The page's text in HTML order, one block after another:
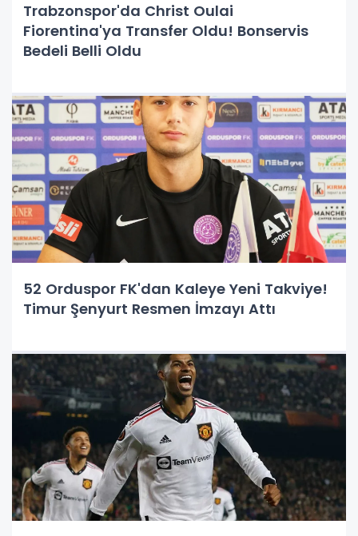
Trabzonspor'da Christ Oulai
Fiorentina'ya Transfer Oldu! Bonservis
Bedeli Belli Oldu
52 Orduspor FK'dan Kaleye Yeni Takviye!
Timur Şenyurt Resmen İmzayı Attı